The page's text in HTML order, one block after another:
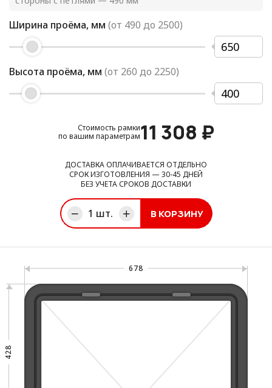
Ширина проёма, мм (от 490 до 2500)
Высота проёма, мм (от 260 до 2250)
Стоимость рамки
по вашим параметрам11 308 ₽
ДОСТАВКА ОПЛАЧИВАЕТСЯ ОТДЕЛЬНО
СРОК ИЗГОТОВЛЕНИЯ — 30-45 ДНЕЙ
БЕЗ УЧЕТА СРОКОВ ДОСТАВКИ
1 шт. В КОРЗИНУ
678
428